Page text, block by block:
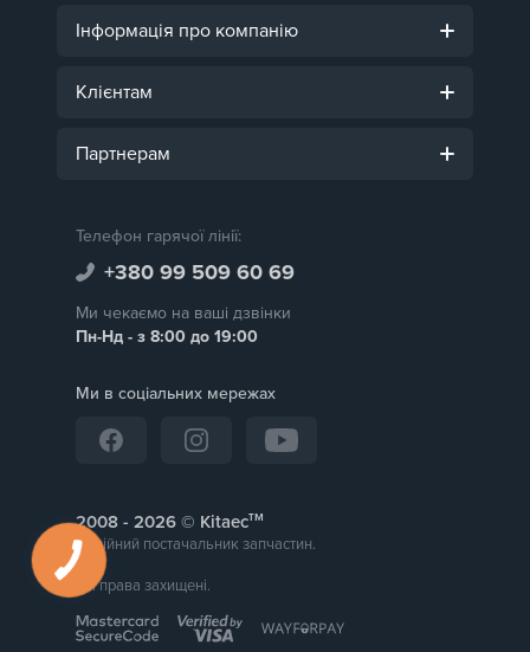
Інформація про компанію
Клієнтам
Партнерам
Телефон гарячої лінії:
+380 99 509 60 69
Ми чекаємо на ваші дзвінки
Пн-Нд - з 8:00 до 19:00
Ми в соціальних мережах
2008 - © Kitaecтм
Надійний постачальник запчастин.
Всі права захищені.